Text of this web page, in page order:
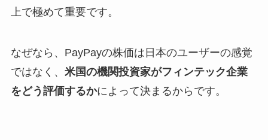
上で極めて重要です。
なぜなら、PayPayの株価は日本のユーザーの感覚
ではなく、 米国の機関投資家がフィンテック企業
をどう評価するかによって決まるからです。